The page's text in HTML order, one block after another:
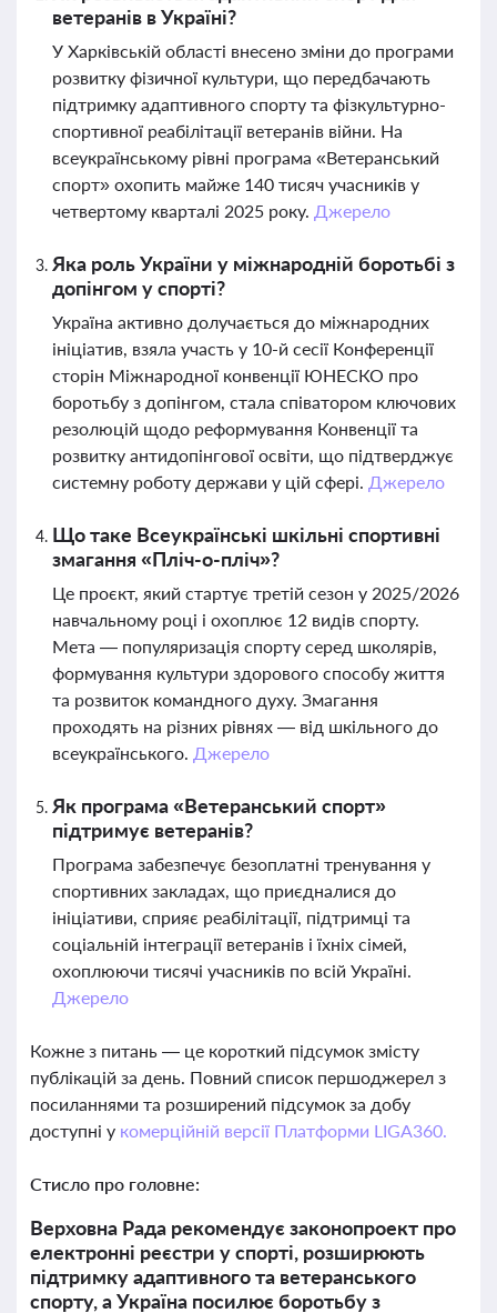
ветеранів в Україні?
У Харківській області внесено зміни до програми
розвитку фізичної культури, що передбачають
підтримку адаптивного спорту та фізкультурно-
спортивної реабілітації ветеранів війни. На
всеукраїнському рівні програма «Ветеранський
спорт» охопить майже 140 тисяч учасників у
четвертому кварталі 2025 року. Джерело
Яка роль України у міжнародній боротьбі з
допінгом у спорті?
Україна активно долучається до міжнародних
ініціатив, взяла участь у 10-й сесії Конференції
сторін Міжнародної конвенції ЮНЕСКО про
боротьбу з допінгом, стала співатором ключових
резолюцій щодо реформування Конвенції та
розвитку антидопінгової освіти, що підтверджує
системну роботу держави у цій сфері. Джерело
Що таке Всеукраїнські шкільні спортивні
змагання «Пліч-о-пліч»?
Це проєкт, який стартує третій сезон у 2025/2026
навчальному році і охоплює 12 видів спорту.
Мета — популяризація спорту серед школярів,
формування культури здорового способу життя
та розвиток командного духу. Змагання
проходять на різних рівнях — від шкільного до
всеукраїнського. Джерело
Як програма «Ветеранський спорт»
підтримує ветеранів?
Програма забезпечує безоплатні тренування у
спортивних закладах, що приєдналися до
ініціативи, сприяє реабілітації, підтримці та
соціальній інтеграції ветеранів і їхніх сімей,
охоплюючи тисячі учасників по всій Україні.
Джерело
Кожне з питань — це короткий підсумок змісту
публікацій за день. Повний список першоджерел з
посиланнями та розширений підсумок за добу
доступні у комерційній версії Платформи LIGA360.
Стисло про головне:
Верховна Рада рекомендує законопроект про
електронні реєстри у спорті, розширюють
підтримку адаптивного та ветеранського
спорту, а Україна посилює боротьбу з